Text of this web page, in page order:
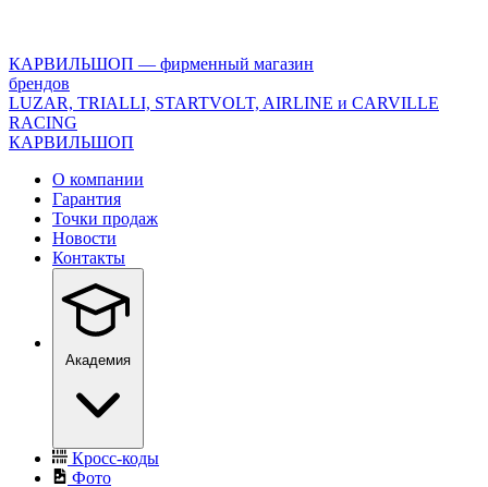
version="1.0"
encoding="utf-
8"?
>
КАРВИЛЬШОП — фирменный магазин
брендов
LUZAR, TRIALLI, STARTVOLT, AIRLINE и CARVILLE
RACING
КАРВИЛЬШОП
О компании
Гарантия
Точки продаж
Новости
Контакты
Академия
Кросс-коды
Фото